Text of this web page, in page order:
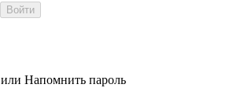
Войти
или Напомнить пароль